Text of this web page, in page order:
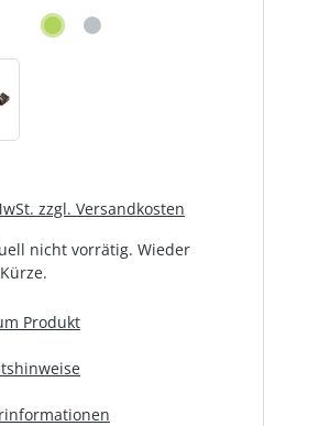
zzgl. Versandkosten
nicht vorrätig. Wieder
Produkt